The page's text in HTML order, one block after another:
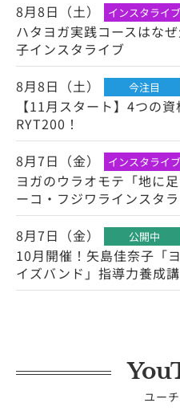
8月8日（土） インスタライブ
ハタヨガ実践コースはな
子インスタライブ
8月8日（土）
今注目
【11月スタート】4つの
RYT200！
8月7日（金）
インスタライブ
ヨガのウラオモテ「地に
ーコ・フジワラインスタ
8月7日（金）
公開中
10月開催！矢島佳奈子「
イズバンド」指導力養成
ユー